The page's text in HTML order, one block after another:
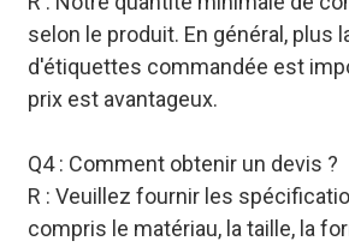
selon le produit. En général, plus
d'étiquettes commandée est
prix est avantageux.
Q4 : Comment obtenir un devis ?
R : Veuillez fournir les
compris le matériau, la taille, la